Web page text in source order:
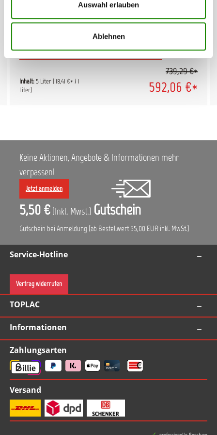
Auswahl erlauben
Ablehnen
Reihe 90. Speziell für den Einsatz bei hohen Temperaturen
Zugabe der jeweiligen Basisfarbenkonzentrate der Reihe 90
laut Mischformel, werden originale Fahrzeugtöne
nachgestellt, mit denen Fahrzeuglackierungen repariert
werden. Durch die Zugabe von Einstellzusatz 93-E 3 lang
entsteht die spritzfertige Lackfarbe. Modernste
werden. Zur Verarbeitung beachten Sie bitte folgenden Link:
Inhalt:5 Liter(118,41 €* / 1
Liter)
592,06 €*
739,29 €*
Keine Aktionen, Angebote & Informationen mehr
verpassen!
Jetzt anmelden
5,50 € (Inkl. Mwst.) Gutschein
Gutschein bei Anmeldung (ab Bestellwert 55,00 EUR inkl. MwSt.)
Service-Hotline
Vertrag widerrufen
TOPLAC
Informationen
Zahlungsarten
Versand